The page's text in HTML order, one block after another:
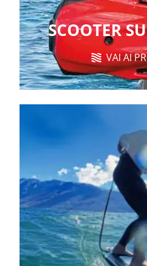
SCOOTER
VAI AI